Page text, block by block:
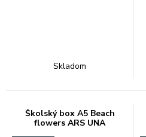
Skladom
Školský box A5 Beach
flowers ARS UNA